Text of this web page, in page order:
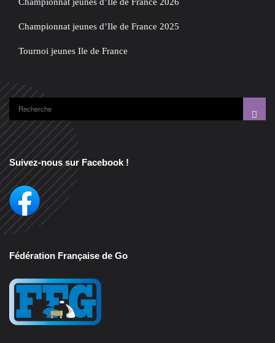
Championnat jeunes d’Ile de France 2026
Championnat jeunes d’Ile de France 2025
Tournoi jeunes Ile de France
Suivez-nous sur Facebook !
Fédération Française de Go